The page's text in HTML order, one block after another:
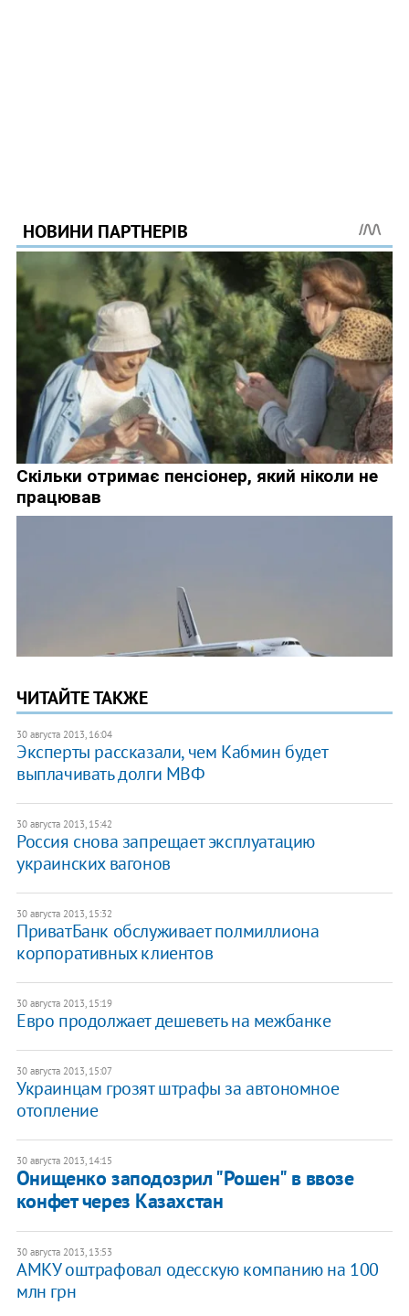
ЧИТАЙТЕ ТАКЖЕ
30 августа 2013, 16:04
Эксперты рассказали, чем Кабмин будет
выплачивать долги МВФ
30 августа 2013, 15:42
Россия снова запрещает эксплуатацию
украинских вагонов
30 августа 2013, 15:32
ПриватБанк обслуживает полмиллиона
корпоративных клиентов
30 августа 2013, 15:19
Евро продолжает дешеветь на межбанке
30 августа 2013, 15:07
Украинцам грозят штрафы за автономное
отопление
30 августа 2013, 14:15
Онищенко заподозрил "Рошен" в ввозе
конфет через Казахстан
30 августа 2013, 13:53
АМКУ оштрафовал одесскую компанию на 100
млн грн